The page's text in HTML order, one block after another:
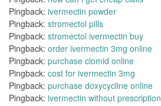
Pingback: ivermectin powder
Pingback: stromectol pills
Pingback: stromectol ivermectin buy
Pingback: order ivermectin 3mg online
Pingback: purchase clomid online
Pingback: cost for ivermectin 3mg
Pingback: purchase doxycycline online
Pingback: ivermectin without prescription